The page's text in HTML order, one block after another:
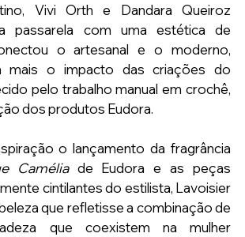
Vivi Orth e Dandara Queiroz
o artesanal e o moderno,
mais o impacto das criações do
pelo trabalho manual em crochê,
dos produtos Eudora.
Camélia de Eudora e as peças
cintilantes do estilista, Lavoisier
que refletisse a combinação de
que coexistem na mulher